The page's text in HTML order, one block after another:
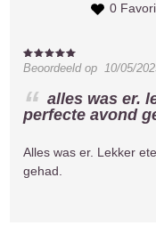
0
Beoordeeld op10/05/
alles was er.
perfecte avond
Alles was er. Lekker
gehad.